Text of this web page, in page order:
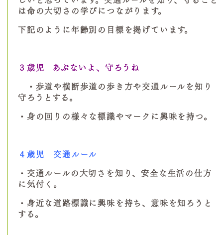
は命の大切さの学びにつながります。
下記のように年齢別の目標を掲げています。
３歳児 あぶないよ、守ろうね
・歩道や横断歩道の歩き方や交通ルールを知り
守ろうとする。
・身の回りの様々な標識やマークに興味を持つ。
４歳児 交通ルール
・交通ルールの大切さを知り、安全な生活の仕方
に気付く。
・身近な道路標識に興味を持ち、意味を知ろうと
する。